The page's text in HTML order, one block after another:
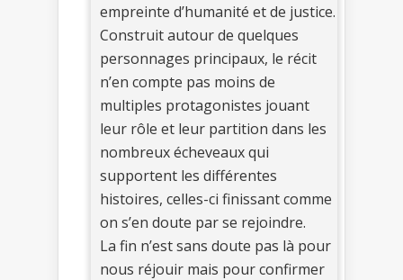
empreinte d’humanité et de justice.
Construit autour de quelques
personnages principaux, le récit
n’en compte pas moins de
multiples protagonistes jouant
leur rôle et leur partition dans les
nombreux écheveaux qui
supportent les différentes
histoires, celles-ci finissant comme
on s’en doute par se rejoindre.
La fin n’est sans doute pas là pour
nous réjouir mais pour confirmer